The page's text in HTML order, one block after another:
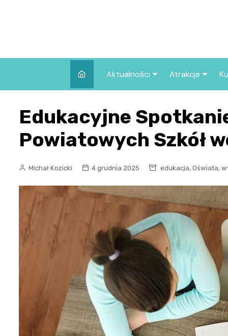
Aktualności
Wszystkie wpisy
Atrakcje
we Wrocławiu
Co warto
Wrocławiu?
Edukacyjne
Powiatowych Szkół
Michał Kozicki 4 grudnia 2025 edukacja, Oświata,